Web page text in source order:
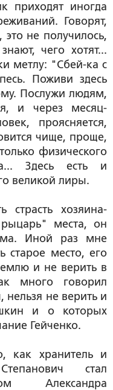
приходят иногда
Говорят,
не получилось,
чего хотят...
метлу: "Сбей-ка с
Поживи здесь
Послужи людям,
и через месяц-
проясняется,
чище, проще,
физического
Здесь есть и
великой лиры.
хозяина-
места, он
Иной раз мне
старое место, его
и не верить в
много говорил
не верить и
и о которых
Гейченко.
как хранитель и
стал
Александра